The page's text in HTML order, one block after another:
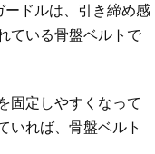
ドルは、引き締め感
ている骨盤ベルトで
固定しやすくなって
いれば、骨盤ベルト